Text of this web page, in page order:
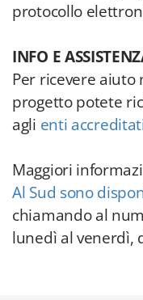
protocollo
INFO E
Per ricevere aiuto
progetto potete
agli enti
Maggiori
Al Sud sono
chiamando al
lunedì al venerdì,